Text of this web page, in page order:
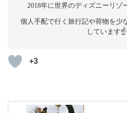
2018年に世界のディズニーリゾ
個人手配で行く旅行記や荷物を少
しています
+3